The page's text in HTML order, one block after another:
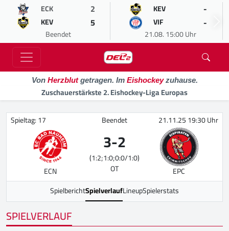
ECK 2
KEV 5
Beendet
KEV -
VIF -
21.08. 15:00 Uhr
Von Herzblutgetragen. Im Eishockeyzuhause.
Zuschauerstärkste 2. Eishockey-Liga Europas
Spieltag: 17 Beendet 21.11.25 19:30 Uhr
ECN
3-2
(1:2;1:0;0:0/1:0)
OT
EPC
SpielberichtSpielverlaufLineupSpielerstats
SPIELVERLAUF